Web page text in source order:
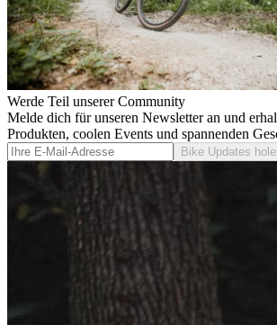
Werde Teil unserer Community
Melde dich für unseren Newsletter an und
Produkten, coolen Events und spannenden
Bike Updates